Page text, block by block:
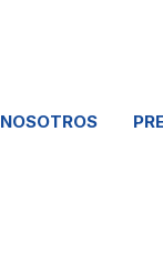
NOSOTROS